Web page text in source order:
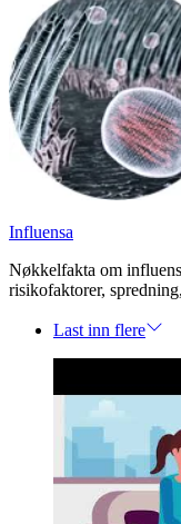
Influensa
Nøkkelfakta om
risikofaktorer,
Last inn flere